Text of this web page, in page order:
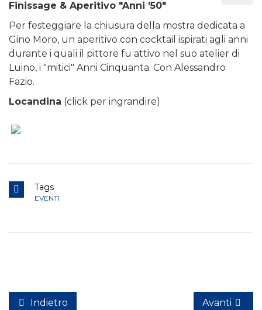
Finissage & Aperitivo "Anni '50"
Per festeggiare la chiusura della mostra dedicata a
Gino Moro, un aperitivo con cocktail ispirati agli anni
durante i quali il pittore fu attivo nel suo atelier di
Luino, i "mitici" Anni Cinquanta. Con Alessandro
Fazio.
Locandina (click per ingrandire)
Tags
EVENTI
Indietro Avanti